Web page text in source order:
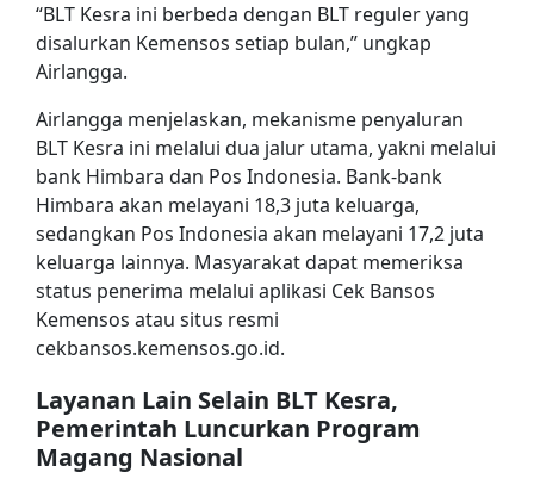
“BLT Kesra ini berbeda dengan BLT reguler yang
disalurkan Kemensos setiap bulan,” ungkap
Airlangga.
Airlangga menjelaskan, mekanisme penyaluran
BLT Kesra ini melalui dua jalur utama, yakni melalui
bank Himbara dan Pos Indonesia. Bank-bank
Himbara akan melayani 18,3 juta keluarga,
sedangkan Pos Indonesia akan melayani 17,2 juta
keluarga lainnya. Masyarakat dapat memeriksa
status penerima melalui aplikasi Cek Bansos
Kemensos atau situs resmi
cekbansos.kemensos.go.id.
Layanan Lain Selain BLT Kesra,
Pemerintah Luncurkan Program
Magang Nasional